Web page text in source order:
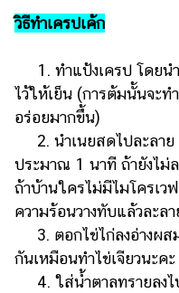
วิธีทำเครปเค้ก
1. ทำแป้งเครป โดยน
ไว้ให้เย็น (การต้มนั้นจะ
อร่อยมากขึ้น)
2. นำเนยสดไปละลาย
ประมาณ 1 นาที ถ้ายังไม่
ถ้าบ้านใครไม่มีไมโครเว
ความร้อนวางทับแล้วละล
3. ตอกไข่ไก่ลงอ่างผส
กันเหมือนทำไข่เจียวนะค
4. ใส่น้ำตาลทรายลงไ